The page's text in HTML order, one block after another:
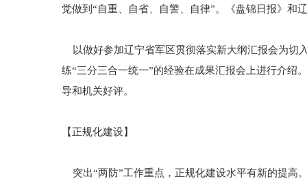
觉做到“自重、自省、自警、自律”。《盘锦日报》和
以做好参加辽宁省军区贯彻落实新大纲汇报会为切
练“三分三合一统一”的经验在成果汇报会上进行介绍
导和机关好评。
【正规化建设】
突出“两防”工作重点，正规化建设水平有新的提高